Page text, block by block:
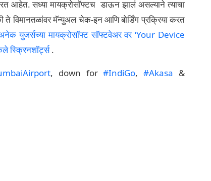
आहेत. सध्या मायक्रोसॉफ्टच डाऊन झालं असल्याने त्याचा
मॅन्युअल चेक-इन आणि बोर्डिंग प्रक्रिया करत
मायक्रोसॉफ्ट सॉफ्टवेअर वर ‘Your Device
स्क्रिनशॉर्ट्स.
, down for#IndiGo,#Akasa &